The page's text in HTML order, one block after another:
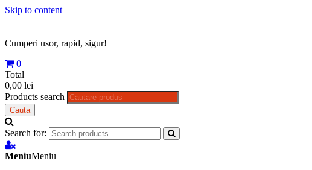
Skip to content
Cumperi usor, rapid, sigur!
0
Total
0,00 lei
Products search
Cauta
Search for:
MeniuMeniu